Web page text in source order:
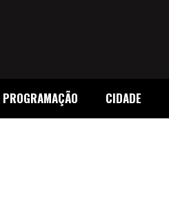
PROGRAMAÇÃO CIDADE